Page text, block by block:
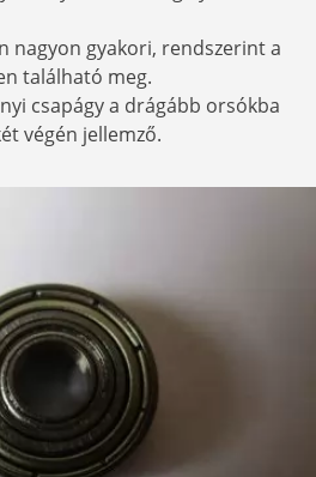
nagyon gyakori, rendszerint a
található meg.
csapágy a drágább orsókba
végén jellemző.